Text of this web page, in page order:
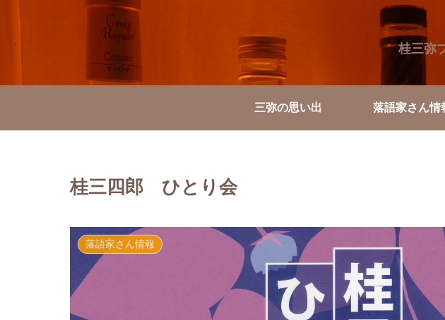
桂三弥
三弥の思い出 落語家さん情
桂三四郎 ひとり会
落語家さん情報